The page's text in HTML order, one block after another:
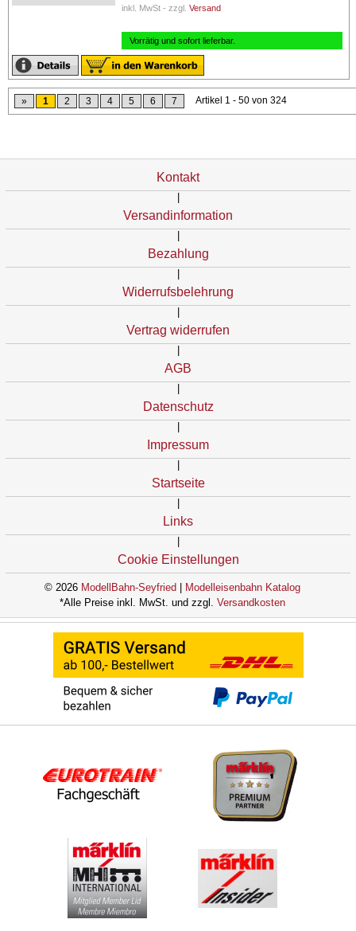
inkl. MwSt - zzgl. Versand
Vorrätig und sofort lieferbar.
» 1 2 3 4 5 6 7 Artikel 1 - 50 von 324
Kontakt
Versandinformation
Bezahlung
Widerrufsbelehrung
Vertrag widerrufen
AGB
Datenschutz
Impressum
Startseite
Links
Cookie Einstellungen
© 2026 ModellBahn-Seyfried
Modelleisenbahn Katalog
*Alle Preise inkl. MwSt. und zzgl. Versandkosten